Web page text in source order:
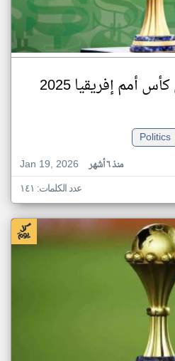
أمم إفريقيا 2025
Politics
Jan 19, 2026
منذ ٦ أشهر
عدد الكلمات: ١٤١